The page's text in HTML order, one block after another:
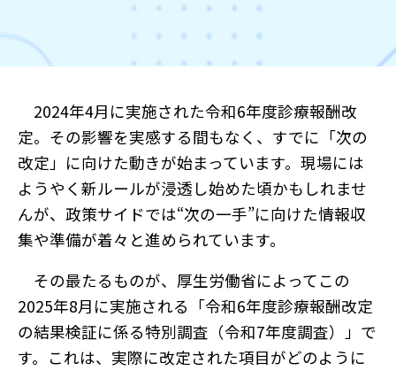
2024年4月に実施された令和6年度診療報酬改
定。その影響を実感する間もなく、すでに「次の
改定」に向けた動きが始まっています。現場には
ようやく新ルールが浸透し始めた頃かもしれませ
んが、政策サイドでは“次の一手”に向けた情報収
集や準備が着々と進められています。
その最たるものが、厚生労働省によってこの
2025年8月に実施される「令和6年度診療報酬改定
の結果検証に係る特別調査（令和7年度調査）」で
す。これは、実際に改定された項目がどのように